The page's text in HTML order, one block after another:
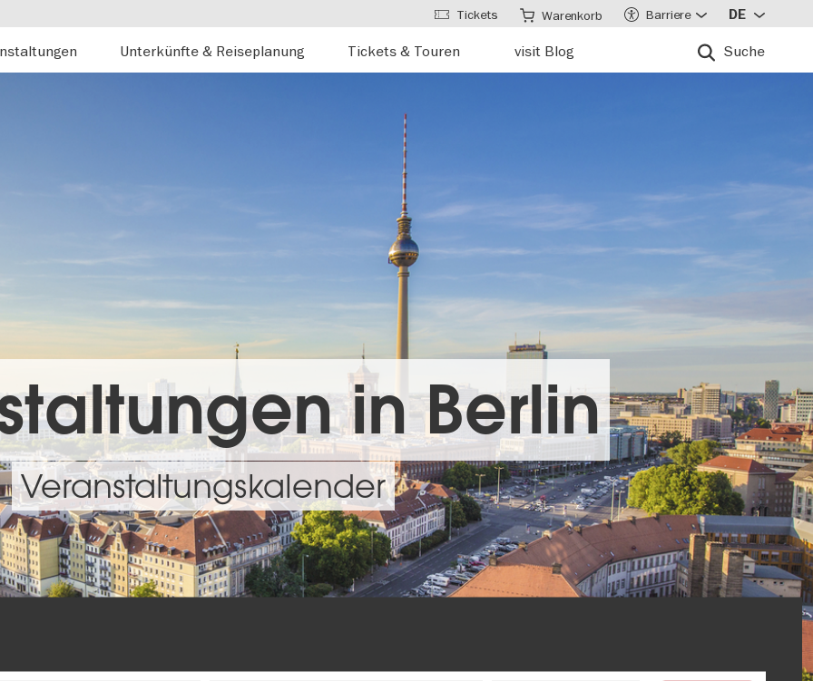
Unterkünfte & Reiseplanung Tickets & Touren visit Blog Suche
Tickets Warenkorb Barriere DE
in Berlin
Veranstaltungskalender